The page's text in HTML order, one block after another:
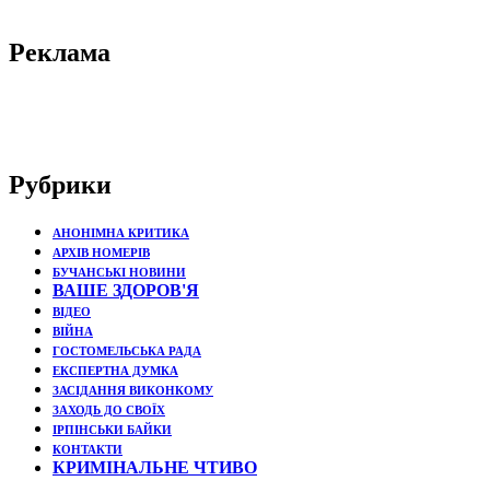
Реклама
Рубрики
АНОНІМНА КРИТИКА
АРХІВ НОМЕРІВ
БУЧАНСЬКІ НОВИНИ
ВАШЕ ЗДОРОВ'Я
ВІДЕО
ВІЙНА
ГОСТОМЕЛЬСЬКА РАДА
ЕКСПЕРТНА ДУМКА
ЗАСІДАННЯ ВИКОНКОМУ
ЗАХОДЬ ДО СВОЇХ
ІРПІНСЬКИ БАЙКИ
КОНТАКТИ
КРИМІНАЛЬНЕ ЧТИВО